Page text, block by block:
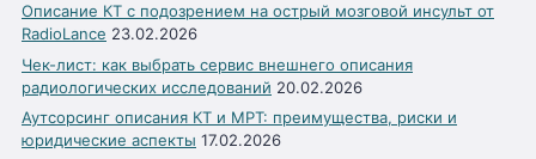
Описание КТ с подозрением на острый мозговой инсульт от
RadioLance 23.02.2026
Чек-лист: как выбрать сервис внешнего описания
радиологических исследований 20.02.2026
Аутсорсинг описания КТ и МРТ: преимущества, риски и
юридические аспекты 17.02.2026